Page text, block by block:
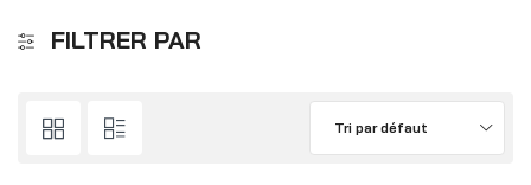
FILTRER PAR
Tri par défaut